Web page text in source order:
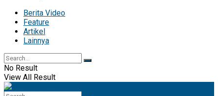
Berita Video
Feature
Artikel
Lainnya
No Result
View All Result